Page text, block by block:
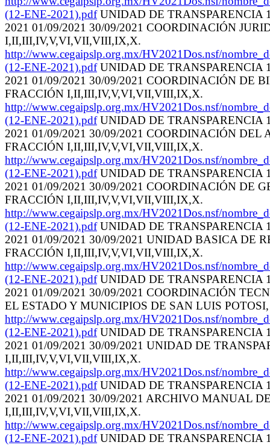
(12-ENE-2021).pdfUNIDAD DE TRANSPARENCIA
2021 01/09/2021 30/09/2021 COORDINACIÓN
I,II,III,IV,V,VI,VII,VIII,IX,X.
http://www.cegaipslp.org.mx/HV2021Dos.nsf/
(12-ENE-2021).pdfUNIDAD DE TRANSPARENCIA
2021 01/09/2021 30/09/2021 COORDINACIÓN DE
FRACCIÓN I,II,III,IV,V,VI,VII,VIII,IX,X.
http://www.cegaipslp.org.mx/HV2021Dos.nsf/
(12-ENE-2021).pdfUNIDAD DE TRANSPARENCIA
2021 01/09/2021 30/09/2021 COORDINACIÓN
FRACCIÓN I,II,III,IV,V,VI,VII,VIII,IX,X.
http://www.cegaipslp.org.mx/HV2021Dos.nsf/
(12-ENE-2021).pdfUNIDAD DE TRANSPARENCIA
2021 01/09/2021 30/09/2021 COORDINACIÓN DE
FRACCIÓN I,II,III,IV,V,VI,VII,VIII,IX,X.
http://www.cegaipslp.org.mx/HV2021Dos.nsf/
(12-ENE-2021).pdfUNIDAD DE TRANSPARENCIA
2021 01/09/2021 30/09/2021 UNIDAD BASICA DE
FRACCIÓN I,II,III,IV,V,VI,VII,VIII,IX,X.
http://www.cegaipslp.org.mx/HV2021Dos.nsf/
(12-ENE-2021).pdfUNIDAD DE TRANSPARENCIA
2021 01/09/2021 30/09/2021 COORDINACIÓN
EL ESTADO Y MUNICIPIOS DE SAN LUIS
http://www.cegaipslp.org.mx/HV2021Dos.nsf/
(12-ENE-2021).pdfUNIDAD DE TRANSPARENCIA
2021 01/09/2021 30/09/2021 UNIDAD DE
I,II,III,IV,V,VI,VII,VIII,IX,X.
http://www.cegaipslp.org.mx/HV2021Dos.nsf/
(12-ENE-2021).pdfUNIDAD DE TRANSPARENCIA
2021 01/09/2021 30/09/2021 ARCHIVO MANUAL
I,II,III,IV,V,VI,VII,VIII,IX,X.
http://www.cegaipslp.org.mx/HV2021Dos.nsf/
(12-ENE-2021).pdfUNIDAD DE TRANSPARENCIA